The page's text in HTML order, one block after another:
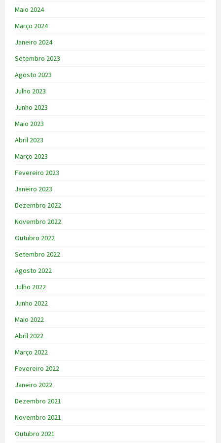
Maio 2024
Março 2024
Janeiro 2024
Setembro 2023
Agosto 2023
Julho 2023
Junho 2023
Maio 2023
Abril 2023
Março 2023
Fevereiro 2023
Janeiro 2023
Dezembro 2022
Novembro 2022
Outubro 2022
Setembro 2022
Agosto 2022
Julho 2022
Junho 2022
Maio 2022
Abril 2022
Março 2022
Fevereiro 2022
Janeiro 2022
Dezembro 2021
Novembro 2021
Outubro 2021